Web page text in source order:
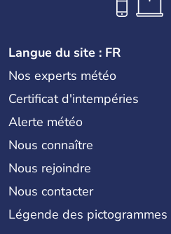
Langue du site : FR
Nos experts météo
Certificat d'intempéries
Alerte météo
Nous connaître
Nous rejoindre
Nous contacter
Légende des pictogrammes